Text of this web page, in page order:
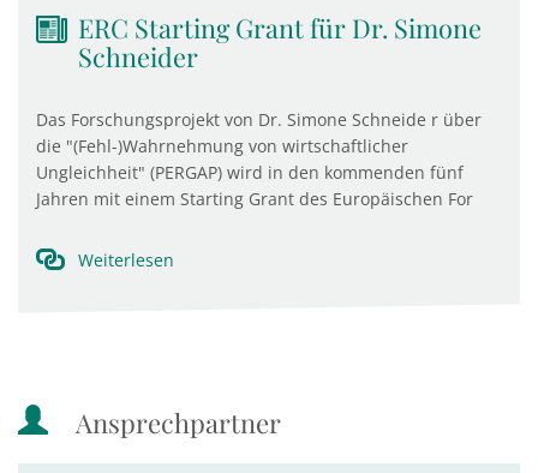
ERC Starting Grant für Dr. Simone
Schneider
Das Forschungsprojekt von Dr. Simone Schneide r über
die "(Fehl-)Wahrnehmung von wirtschaftlicher
Ungleichheit" (PERGAP) wird in den kommenden fünf
Jahren mit einem Starting Grant des Europäischen For
Weiterlesen
Ansprechpartner